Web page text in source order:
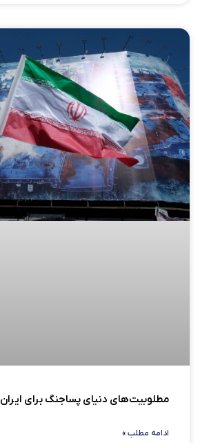
مطلوبیت‌های دنیای پساجنگ برای ایران
ادامه مطلب »